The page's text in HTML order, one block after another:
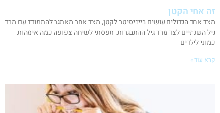
זה אחי הקטן
מצד אחד הגדולים עושים בייביסיטר לקטן, מצד אחר מאתגר להתמודד עם מרד
גיל השנתיים לצד מרד גיל ההתבגרות. תפסתי לשיחה צפופה כמה אימהות
כמוני לילדים
קרא עוד »